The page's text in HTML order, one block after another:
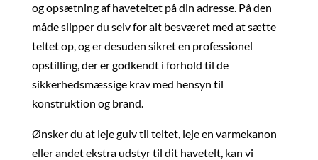
og opsætning af haveteltet på din adresse. På den
måde slipper du selv for alt besværet med at sætte
teltet op, og er desuden sikret en professionel
opstilling, der er godkendt i forhold til de
sikkerhedsmæssige krav med hensyn til
konstruktion og brand.
Ønsker du at leje gulv til teltet, leje en varmekanon
eller andet ekstra udstyr til dit havetelt, kan vi